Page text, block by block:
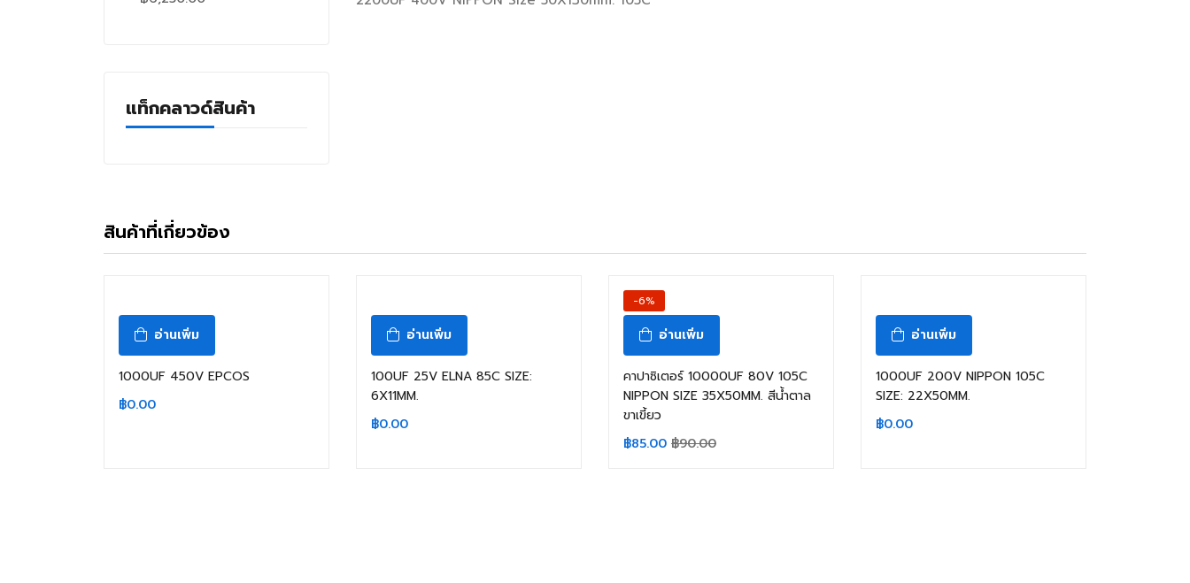
แท็กคลาวด์สินค้า
สินค้าที่เกี่ยวข้อง
อ่านเพิ่ม
1000UF 450V EPCOS
฿0.00
อ่านเพิ่ม
100UF 25V ELNA 85C SIZE:
6X11MM.
฿0.00
-6%
อ่านเพิ่ม
คาปาซิเตอร์ 10000UF 80V 105C
NIPPON SIZE 35X50MM. สีน้ำตาล
ขาเขี้ยว
฿85.00 ฿90.00
อ่านเพิ่ม
1000UF 200V NIPPON 105C
SIZE: 22X50MM.
฿0.00